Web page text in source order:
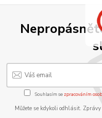
Souhlasím se zpracováním
Můžete se kdykoli odhlásit.